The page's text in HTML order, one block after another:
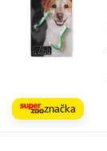
značka